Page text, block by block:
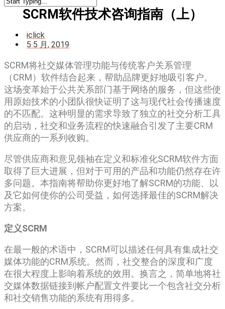
SCRM软件技术咨询指南（上）
iclick
5 5 月, 2019
SCRM将社交媒体管理功能与传统客户关系管理
（CRM）软件结合起来，帮助品牌更好地吸引客户。
这场变革始于公共关系部门基于网络的服务，但这些使
用原始技术的小团队很快证明了这与现代社会传播速度
的不匹配。这种明显的需求导致了独立的社交分析工具
的启动，社交和业务流程的快速融合引发了主要CRM
供应商的一系列收购。
尽管供应商和意见领袖在定义和标准化SCRM软件方面
取得了巨大进展，但对于可用的产品和功能仍然存在许
多问题。本指南将帮助你更好地了解SCRM的功能、以
及它如何使你的公司受益，如何选择最佳的SCRM解决
方案。
定义SCRM
在最一般的术语中，SCRM可以描述任何具有集成社交
媒体功能的CRM系统。然而，社交整合的深度和广度
在很大程度上影响着系统的效用。换言之，简单地将社
交媒体数据链接到帐户配置文件要比一个包含社交分析
和社交销售功能的系统有用得多。